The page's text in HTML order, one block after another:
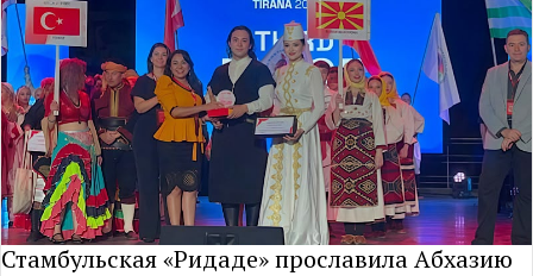
Стамбульская «Ридаде» прославила Абхазию